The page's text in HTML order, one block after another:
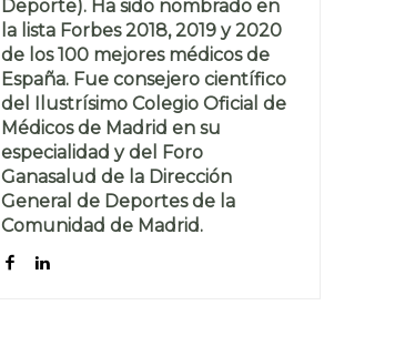
Deporte). Ha sido nombrado en
la lista Forbes 2018, 2019 y 2020
de los 100 mejores médicos de
España. Fue consejero científico
del Ilustrísimo Colegio Oficial de
Médicos de Madrid en su
especialidad y del Foro
Ganasalud de la Dirección
General de Deportes de la
Comunidad de Madrid.